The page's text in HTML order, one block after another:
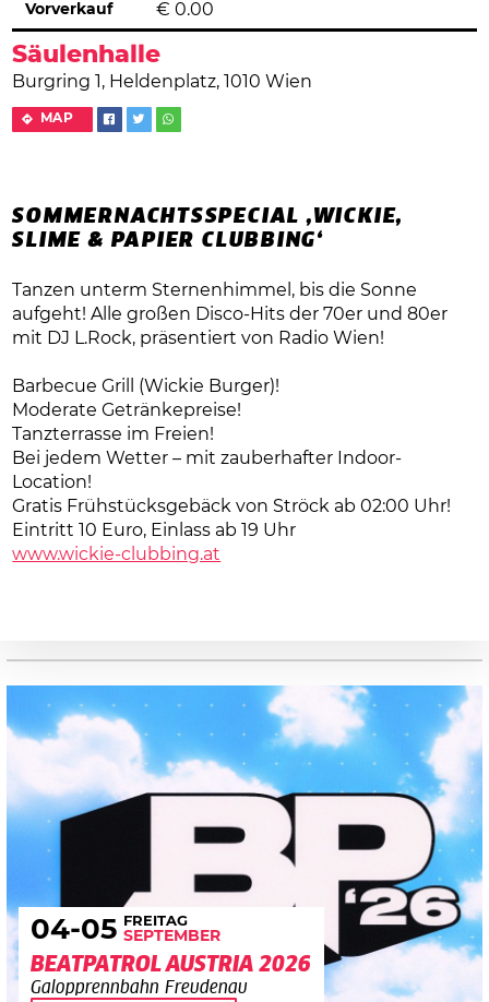
Säulenhalle
Burgring 1, Heldenplatz, 1010 Wien
MAP
Vorverkauf € 0.00
SOMMERNACHTSSPECIAL ‚WICKIE,
SLIME & PAPIER CLUBBING‘
Tanzen unterm Sternenhimmel, bis die Sonne
aufgeht! Alle großen Disco-Hits der 70er und 80er
mit DJ L.Rock, präsentiert von Radio Wien!
Barbecue Grill (Wickie Burger)!
Moderate Getränkepreise!
Tanzterrasse im Freien!
Bei jedem Wetter – mit zauberhafter Indoor-
Location!
Gratis Frühstücksgebäck von Ströck ab 02:00 Uhr!
Eintritt 10 Euro, Einlass ab 19 Uhr
www.wickie-clubbing.at
04-05 FREITAG
SEPTEMBER
BEATPATROL AUSTRIA 2026
Galopprennbahn Freudenau